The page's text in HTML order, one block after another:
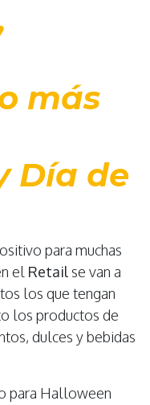
más
Día de
para muchas
el Retailse van a
los que tengan
los productos de
dulces y bebidas
para Halloween